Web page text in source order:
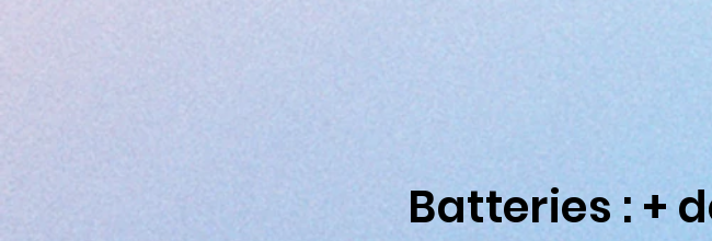
Batteries : +